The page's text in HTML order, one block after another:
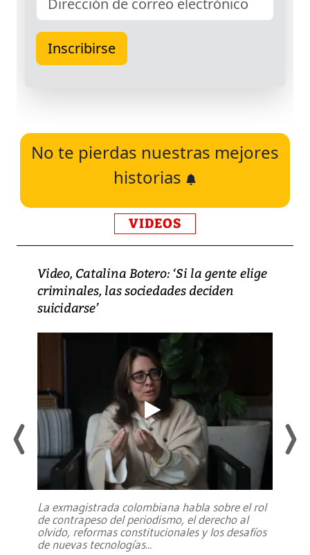
No te pierdas nuestras mejores
historias
VIDEOS
Video, Catalina Botero: ‘Si la gente elige
criminales, las sociedades deciden
suicidarse’
La exmagistrada colombiana habla sobre el rol
de contrapeso del periodismo, el derecho al
olvido, reformas constitucionales y los desafíos
de nuevas tecnologías...